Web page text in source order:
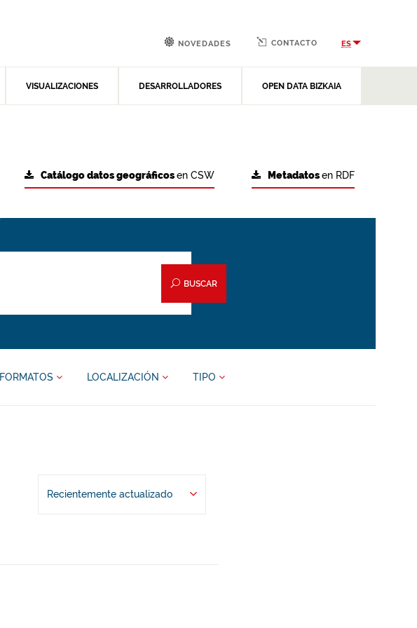
VISUALIZACIONES DESARROLLADORES OPEN DATA BIZKAIA
NOVEDADES CONTACTO ES
Metadatosen RDF
Catálogo datos geográficosen CSW
BUSCAR
FORMATOS LOCALIZACIÓN TIPO
Recientemente actualizado